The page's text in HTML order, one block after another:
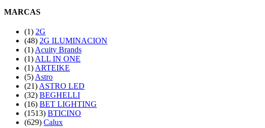
MARCAS
(1) 2G
(48) 2G ILUMINACION
(1) Acuity Brands
(1) ALL IN ONE
(1) ARTEIKE
(5) Astro
(21) ASTRO LED
(32) BEGHELLI
(16) BET LIGHTING
(1513) BTICINO
(629) Calux